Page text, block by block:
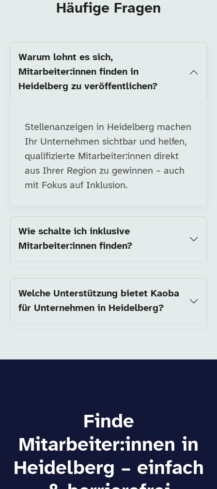
Häufige Fragen
Warum lohnt es sich,
Mitarbeiter:innen finden in
Heidelberg zu veröffentlichen?
Stellenanzeigen in Heidelberg machen
Ihr Unternehmen sichtbar und helfen,
qualifizierte Mitarbeiter:innen direkt
aus Ihrer Region zu gewinnen – auch
mit Fokus auf Inklusion.
Wie schalte ich inklusive
Mitarbeiter:innen finden?
Welche Unterstützung bietet Kaoba
für Unternehmen in Heidelberg?
Finde
Mitarbeiter:innen in
Heidelberg – einfach